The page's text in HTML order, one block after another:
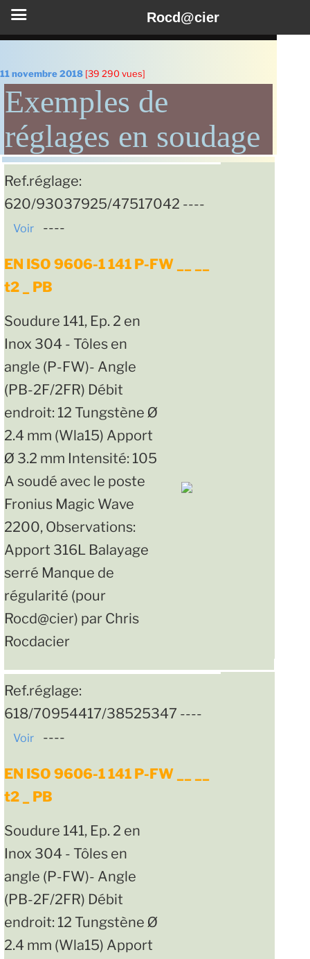
Aller
au
contenu
principal
le
11 novembre 2018 [39 290 vues]
Exemples de
réglages en soudage
Ref.réglage:
620/93037925/47517042 ----
Voir ----
EN ISO 9606-1 141 P-FW __ __
t2 _ PB
Soudure 141, Ep. 2 en
Inox 304 - Tôles en
angle (P-FW)- Angle
(PB-2F/2FR) Débit
endroit: 12 Tungstène Ø
2.4 mm (Wla15) Apport
Ø 3.2 mm Intensité: 105
A soudé avec le poste
Fronius Magic Wave
2200, Observations:
Apport 316L Balayage
serré Manque de
régularité (pour
Rocd@cier) par Chris
Rocdacier
Ref.réglage:
618/70954417/38525347 ----
Voir ----
EN ISO 9606-1 141 P-FW __ __
t2 _ PB
Soudure 141, Ep. 2 en
Inox 304 - Tôles en
angle (P-FW)- Angle
(PB-2F/2FR) Débit
endroit: 12 Tungstène Ø
2.4 mm (Wla15) Apport
Rocd@cier